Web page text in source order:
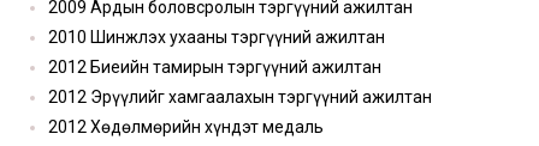
2009 Ардын боловсролын тэргүүний ажилтан
2010 Шинжлэх ухааны тэргүүний ажилтан
2012 Биеийн тамирын тэргүүний ажилтан
2012 Эрүүлийг хамгаалахын тэргүүний ажилтан
2012 Хөдөлмөрийн хүндэт медаль